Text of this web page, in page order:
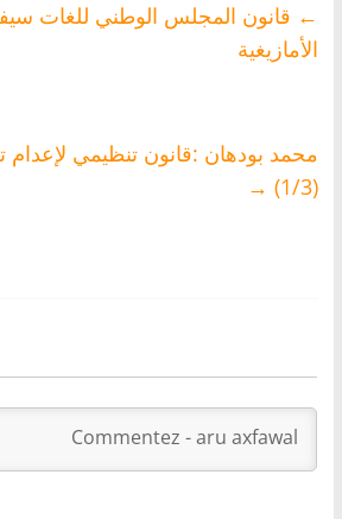
← قانون المجلس الوطني للغات
الأمازيغية
محمد بودهان :قانون تنظيمي لإعدام
(1/3)
→